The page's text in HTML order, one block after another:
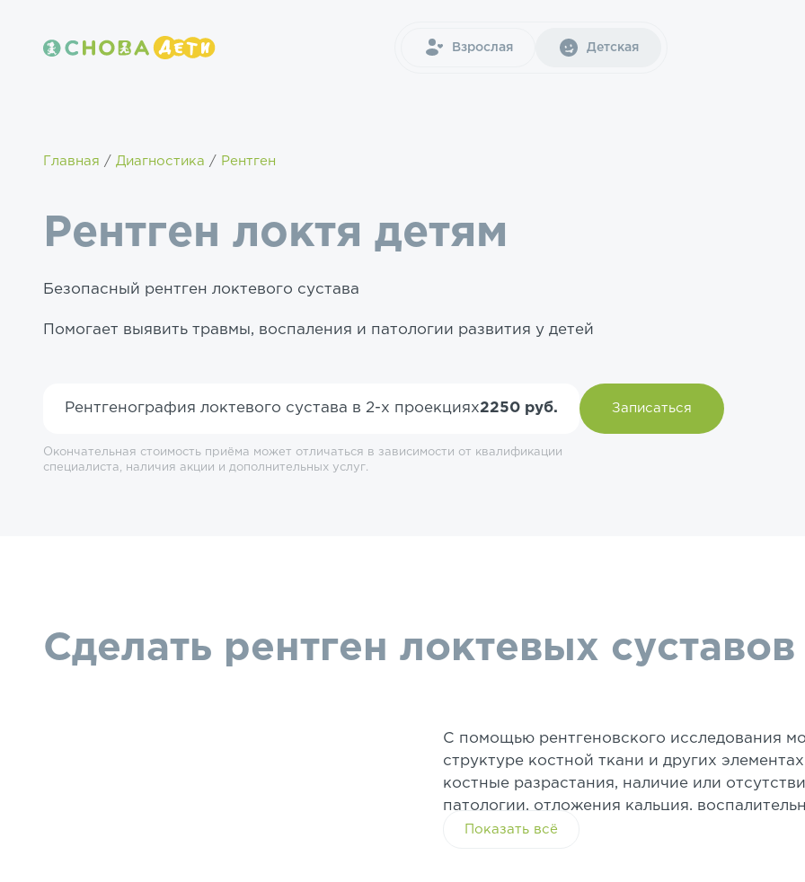
Взрослая Детская
Главная Диагностика Рентген
Рентген локтя детям
Безопасный рентген локтевого сустава
Помогает выявить травмы, воспаления и патологии развития у детей
Рентгенография локтевого сустава в 2-х проекциях2250 руб. Записаться
Окончательная стоимость приёма может отличаться в зависимости от квалификации
специалиста, наличия акции и дополнительных услуг.
Сделать рентген локтевых
С помощью рентгеновского исследования
структуре костной ткани и других
костные разрастания, наличие или
патологии, отложения кальция,
Это информативный, быстрый, недорогой
Показать всё